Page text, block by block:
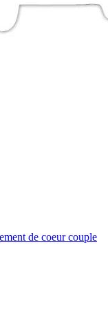
de coeur couple